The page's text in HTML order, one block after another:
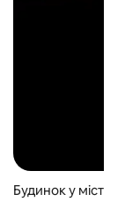
Будинок у місті